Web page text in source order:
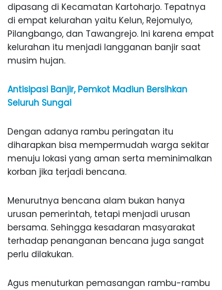
dipasang di Kecamatan Kartoharjo. Tepatnya
di empat kelurahan yaitu Kelun, Rejomulyo,
Pilangbango, dan Tawangrejo. Ini karena empat
kelurahan itu menjadi langganan banjir saat
musim hujan.
Antisipasi Banjir, Pemkot Madiun Bersihkan
Seluruh Sungai
Dengan adanya rambu peringatan itu
diharapkan bisa mempermudah warga sekitar
menuju lokasi yang aman serta meminimalkan
korban jika terjadi bencana.
Menurutnya bencana alam bukan hanya
urusan pemerintah, tetapi menjadi urusan
bersama. Sehingga kesadaran masyarakat
terhadap penanganan bencana juga sangat
perlu dilakukan.
Agus menuturkan pemasangan rambu-rambu